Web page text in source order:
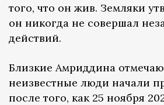
того, что он жив. Земляки
он никогда не совершал
действий.
Близкие Амриддина
неизвестные люди начали
после того, как 25 ноября